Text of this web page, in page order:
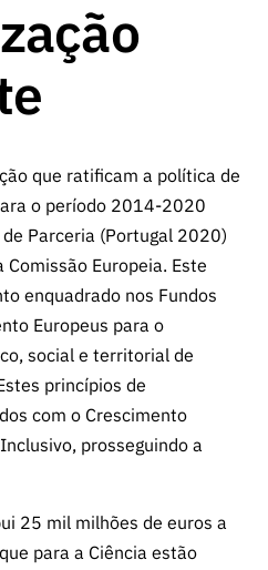
Infraestru
es I&D
Outros
Apoios
Protocolo
FCT
Identidade
de Marca
Direct Mail
de
Concursos
FCT
90 Segundos
de Ciência
Subscrever
Direct Mail
de
Concursos
de Gestão
RÁPIDOS
ão,
Certificaç
ão e
Benefícios
Fiscais
Recrutam
ento,
de
Serviços e
Parcerias
públicas
Manifesta
que ratificam a política de
o período 2014-2020
Parceria (Portugal 2020)
Europeia. Este
enquadrado nos Fundos
Europeus para o
social e territorial de
princípios de
com o Crescimento
prosseguindo a
25 mil milhões de euros a
para a Ciência estão